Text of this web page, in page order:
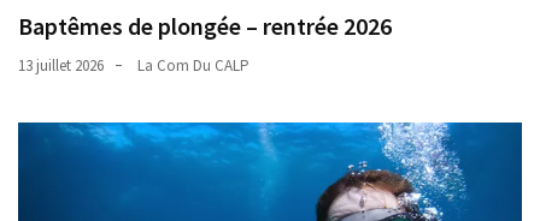
Baptêmes de plongée – rentrée 2026
13 juillet 2026 La Com Du CALP